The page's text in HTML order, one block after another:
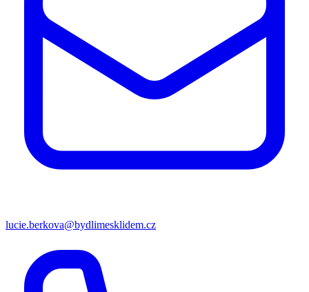
lucie.berkova@bydlimesklidem.cz